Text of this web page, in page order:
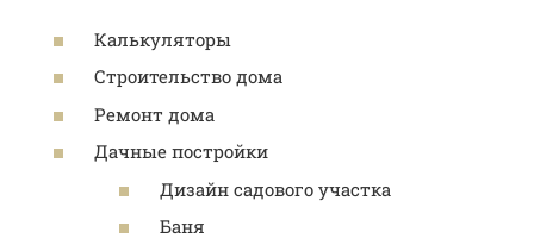
Калькуляторы
Строительство дома
Ремонт дома
Дачные постройки
Дизайн садового участка
Баня